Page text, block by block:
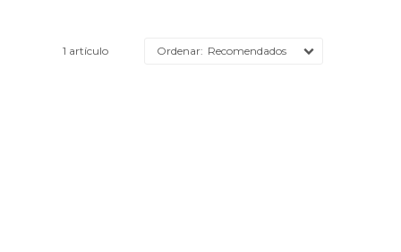
1 artículo Recomendados